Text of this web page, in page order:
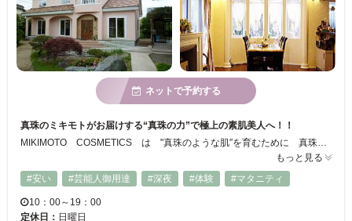
ネットで予約する
真珠のミキモトがお届けする“真珠の力”で極上の素肌美人へ！！
もっと見る
#安い
#芸能人御用達 #深夜 #体験 #マタニティ
10：00～19：00
定休日： 日曜日